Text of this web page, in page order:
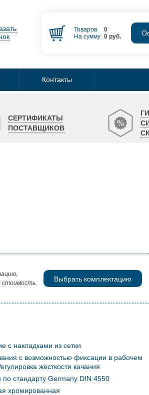
Товаров
0
На сумму 0руб.
Контакты
СЕРТИФИКАТЫ
ПОСТАВЩИКОВ
стоимость.
Выбрать комплектацию
с накладками из сетки
с возможностью фиксации в рабочем
жесткости качания
по стандарту Germany DIN 4550
хромированная